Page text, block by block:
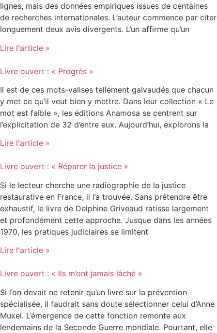
lignes, mais des données empiriques issues de centaines
de recherches internationales. L’auteur commence par citer
longuement deux avis divergents. L’un affirme qu’un
Lire l'article »
Livre ouvert : « Progrès »
Il est de ces mots-valises tellement galvaudés que chacun
y met ce qu’il veut bien y mettre. Dans leur collection « Le
mot est faible », les éditions Anamosa se centrent sur
l’explicitation de 32 d’entre eux. Aujourd’hui, explorons la
Lire l'article »
Livre ouvert : « Réparer la justice »
Si le lecteur cherche une radiographie de la justice
restaurative en France, il l’a trouvée. Sans prétendre être
exhaustif, le livre de Delphine Griveaud ratisse largement
et profondément cette approche. Jusque dans les années
1970, les pratiques judiciaires se limitent
Lire l'article »
Livre ouvert : « Ils m’ont jamais lâché »
Si l’on devait ne retenir qu’un livre sur la prévention
spécialisée, il faudrait sans doute sélectionner celui d’Anne
Muxel. L’émergence de cette fonction remonte aux
lendemains de la Seconde Guerre mondiale. Pourtant, elle